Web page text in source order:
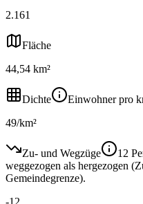
2.161
Fläche
44,54 km²
Dichte
Einwohner pro
49/km²
Zu- und Wegzüge
12
weggezogen als hergezogen
Gemeindegrenze).
-12